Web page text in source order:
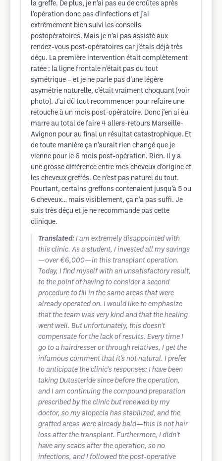
la greffe. De plus, je n’ai pas eu de croûtes après
l’opération donc pas d'infections et j'ai
extrêmement bien suivi les conseils
postopératoires. Mais je n’ai pas assisté aux
rendez-vous post-opératoires car j’étais déjà très
déçu. La première intervention était complètement
ratée : la ligne frontale n’était pas du tout
symétrique – et je ne parle pas d’une légère
asymétrie naturelle, c’était vraiment choquant (voir
photo). J'ai dû tout recommencer pour refaire une
retouche à un mois post-opératoire. Donc j'en ai eu
marre au total de faire 4 allers-retours Marseille-
Avignon pour au final un résultat catastrophique. Et
de toute manière ça n’aurait rien changé que je
vienne pour le 6 mois post-opération. Rien. Il y a
une grosse différence entre mes cheveux d’origine et
les cheveux greffés. Ce n’est pas naturel du tout.
Pourtant, certains greffons contenaient jusqu’à 5 ou
6 cheveux… mais visiblement, ça n’a pas suffi. Je
suis très déçu et je ne recommande pas cette
clinique.
Translated: I am extremely disappointed with
this clinic. As a student, I invested all my savings
—over €6,000—in this transplant operation.
Today, I find myself with an unsatisfactory result,
to the point of having to consider a second
procedure to fill in the same areas that were
already operated on. I would like to emphasize
that the team was very kind and that the healing
went well. But unfortunately, this doesn't
compensate for the lack of results. Every time I
go to a hairdresser or through relatives, I get the
infamous comment that it's not natural. I prefer
to anticipate the clinic's responses: I have been
taking Dutasteride since before the operation,
and I am continuing the compound preparation
prescribed by the clinic but renewed by my
doctor, so my alopecia has stabilized, and the
grafted areas were already bald—this is not hair
loss after the transplant. Furthermore, I didn't
have any scabs after the operation, so no
infections, and I followed the post-operative